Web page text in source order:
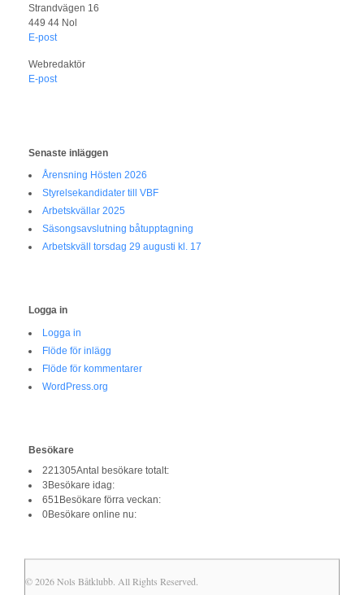
Strandvägen 16
449 44 Nol
E-post
Webredaktör
E-post
Senaste inläggen
Årensning Hösten 2026
Styrelsekandidater till VBF
Arbetskvällar 2025
Säsongsavslutning båtupptagning
Arbetskväll torsdag 29 augusti kl. 17
Logga in
Logga in
Flöde för inlägg
Flöde för kommentarer
WordPress.org
Besökare
221305Antal besökare totalt:
3 Besökare idag:
651 Besökare förra veckan:
0Besökare online nu:
© 2026 Nols Båtklubb. All Rights Reserved.